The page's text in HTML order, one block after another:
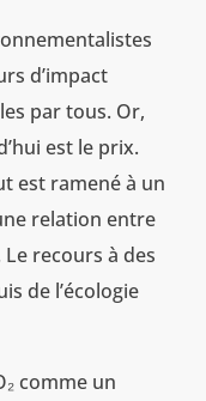
d’impact
par tous. Or,
est le prix.
est ramené à un
relation entre
recours à des
de l’écologie
comme un